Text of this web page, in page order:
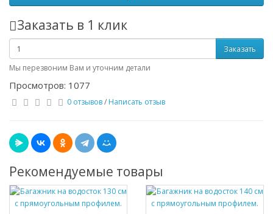
Заказать в 1 клик
Заказать
Мы перезвоним Вам и уточним детали
Просмотров: 1077
0 отзывов/ Написать отзыв
Рекомендуемые товары